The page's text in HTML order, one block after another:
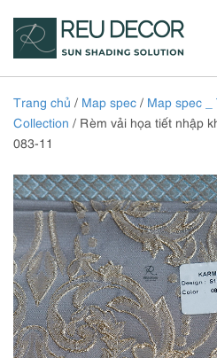
Trang chủ / Map spec / Map spec
Collection / Rèm vải họa tiết nhập
083-11